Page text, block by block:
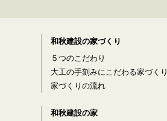
和秋建設の家づくり
５つのこだわり
大工の手刻みにこだわる家づく
家づくりの流れ
和秋建設の家